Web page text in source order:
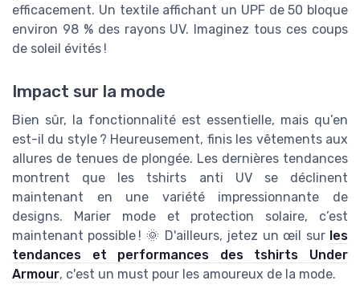
efficacement. Un textile affichant un UPF de 50 bloque
environ 98 % des rayons UV. Imaginez tous ces coups
de soleil évités !
Impact sur la mode
Bien sûr, la fonctionnalité est essentielle, mais qu’en
est-il du style ? Heureusement, finis les vêtements aux
allures de tenues de plongée. Les dernières tendances
montrent que les tshirts anti UV se déclinent
maintenant en une variété impressionnante de
designs. Marier mode et protection solaire, c’est
maintenant possible ! 🌞 D'ailleurs, jetez un œil sur les
tendances et performances des tshirts Under
Armour, c'est un must pour les amoureux de la mode.